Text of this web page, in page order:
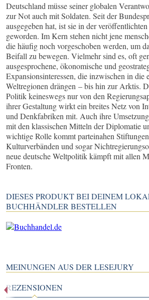
Deutschland müsse seiner globalen
zur Not auch mit Soldaten. Seit der
ausgegeben hat, ist sie in der
geworden. Im Kern stehen nicht jene
die häufig noch vorgeschoben werden, um
Beifall zu bewegen. Vielmehr sind es, oft
ausgesprochene, ökonomische und
Expansionsinteressen, die inzwischen in die
Weltregionen drängen – bis hin zur Arktis.
Politik keineswegs nur von den
ihrer Gestaltung wirkt ein breites Netz von
und Denkfabriken mit. Auch ihre
mit den klassischen Mitteln der Diplomatie
wichtige Rolle kommt parteinahen
Kulturverbänden und sogar
neue deutsche Weltpolitik kämpft mit allen
Fronten.
DIESES PRODUKT BEI DEINEM
BUCHHÄNDLER BESTELLEN
MEINUNGEN AUS DER LESEJURY
REZENSIONEN